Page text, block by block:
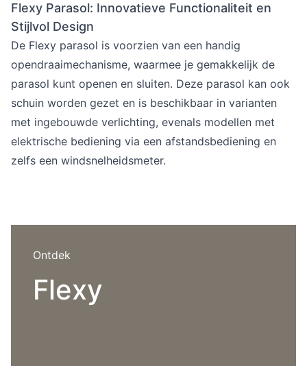
Parasols
Stoelen
Ligbedden
Overig
Deals
Yoi
VerkooppuntenVerkooppunten zoeken
Designers
Prijscatalogi
Flagship stores
Contact
Events
Werken bij
Flexy Parasol: Innovatieve Functionaliteit en
Stijlvol Design
De Flexy parasol is voorzien van een handig
opendraaimechanisme, waarmee je gemakkelijk de
parasol kunt openen en sluiten. Deze parasol kan ook
schuin worden gezet en is beschikbaar in varianten
met ingebouwde verlichting, evenals modellen met
elektrische bediening via een afstandsbediening en
zelfs een windsnelheidsmeter.
Ontdek
Flexy